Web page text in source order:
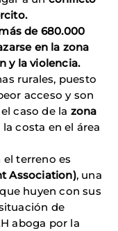
de 680.000
en la zona
y la violencia.
rurales, puesto
acceso y son
caso de la zona
costa en el área
el terreno es
Association), una
huyen con sus
de
aboga por la